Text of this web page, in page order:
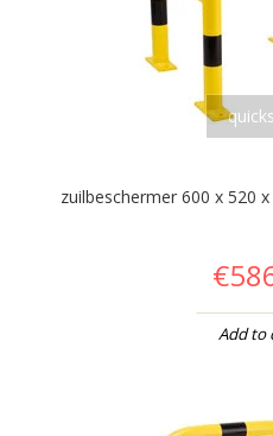
zuilbeschermer 600 x 520
Add to